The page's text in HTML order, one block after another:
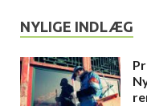
NYLIGE INDLÆG